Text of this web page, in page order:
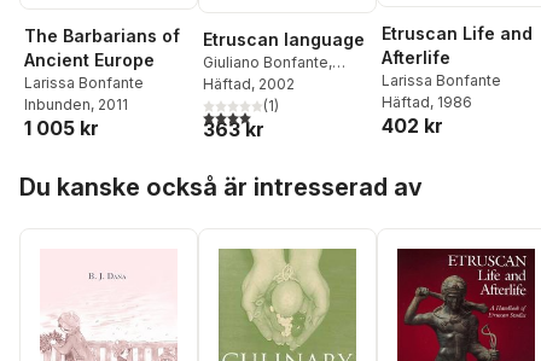
The Barbarians of
Ancient Europe
Larissa Bonfante
Inbunden, 2011
1 005 kr
Etruscan language
Giuliano Bonfante,
Larissa Bonfante
Häftad, 2002
4,0utav 5 stjärnor. Totalt antal röster:
(1)
363 kr
Etruscan Life and
Afterlife
Larissa Bonfante
Häftad, 1986
402 kr
Du kanske också är intresserad av